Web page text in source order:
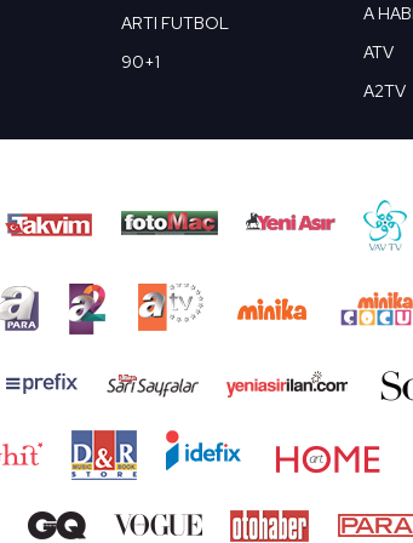
ARTI FUTBOL
90+1
A
ATV
A2TV